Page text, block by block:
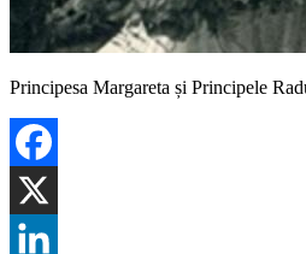
Principesa Margareta și Principele